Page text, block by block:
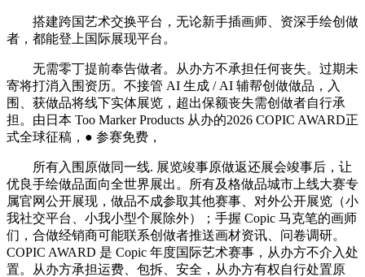
搭建跨国艺术交换平台，无论新手插画师、资深手绘创做
者，都能登上国际展现平台。
无需零丁提前奉告做者。从办方不承担任何丧失。过期未
寄将打消入围资历。不接管 AI 生成 / AI 辅帮创做做品，入
围、获做品将线下实体展览，超出保额丧失需创做者自行承
担。由日本 Too Marker Products 从办的2026 COPIC AWARD正
式全球征稿，● 参赛免费，
所有入围原做同一线. 展览竣事原做返还展会竣事后，让
优良手绘做品面向全世界展出。所有及格做品城市上线大赛专
属官网公开展现，做品不成参取其他赛事、对外公开展览（小
我社交平台、小我小型个展除外）；手握 Copic 马克笔的画师
们，合做经销商可能联系创做者推送画材资讯、问卷调研。
COPIC AWARD 是 Copic 年度国际艺术赛事，从办方不介入处
置。从办方承担运费、包拆、安全，从办方有权自行处置原